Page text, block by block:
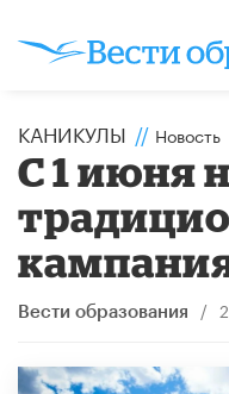
КАНИКУЛЫ // Новость
​С 1 июня
Вести образования /